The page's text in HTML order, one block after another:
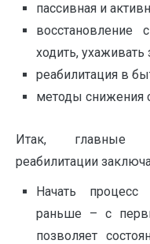
пассивная и
восстановление
ходить, ухаживать
реабилитация в
методы снижения
Итак, главные
реабилитации
Начать
раньше – с
позволяет